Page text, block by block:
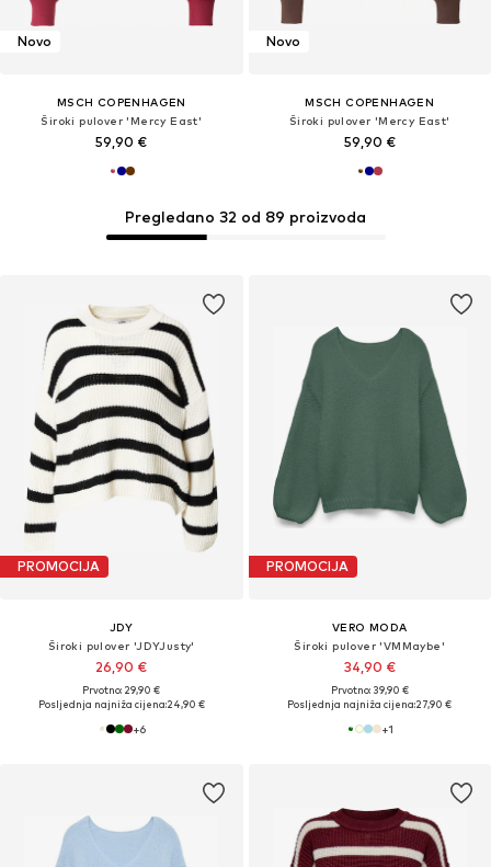
Novo
MSCH COPENHAGEN
Široki pulover 'Mercy East'
59,90 €
Novo
MSCH COPENHAGEN
Široki pulover 'Mercy East'
59,90 €
Pregledano 32 od 89 proizvoda
PROMOCIJA
JDY
Široki pulover 'JDYJusty'
26,90 €
Prvotno: 29,90 €
Posljednja najniža cijena:24,90 €
+6
PROMOCIJA
VERO MODA
Široki pulover 'VMMaybe'
34,90 €
Prvotno: 39,90 €
Posljednja najniža cijena:27,90 €
+1